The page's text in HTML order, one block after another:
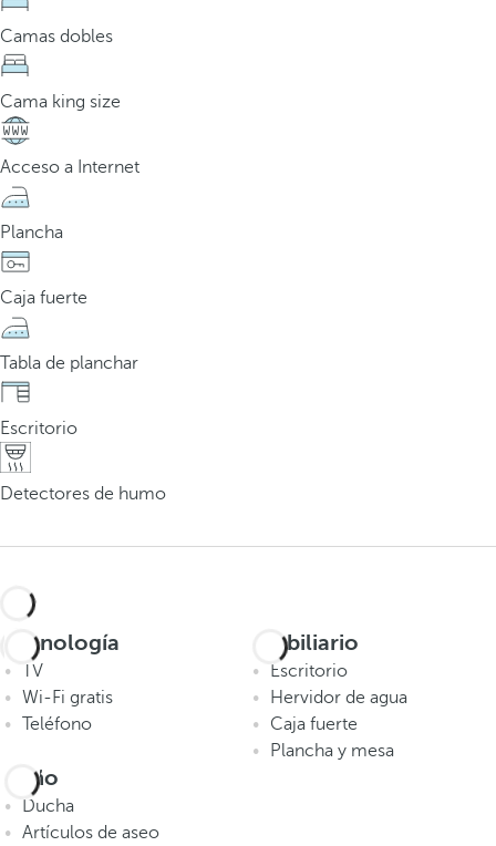
Camas dobles
Cama king size
Acceso a Internet
Plancha
Caja fuerte
Tabla de planchar
Escritorio
Detectores de humo
Tecnología
TV
Wi-Fi gratis
Teléfono
Mobiliario
Escritorio
Hervidor de agua
Caja fuerte
Plancha y mesa
Baño
Ducha
Artículos de aseo